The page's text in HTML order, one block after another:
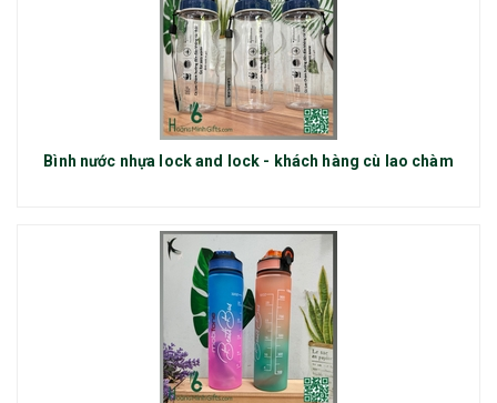
Bình nước nhựa lock and lock - khách hàng cù lao chàm